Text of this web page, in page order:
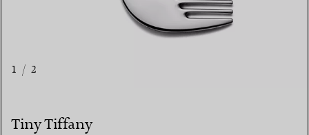
1 / 2
Tiny Tiffany